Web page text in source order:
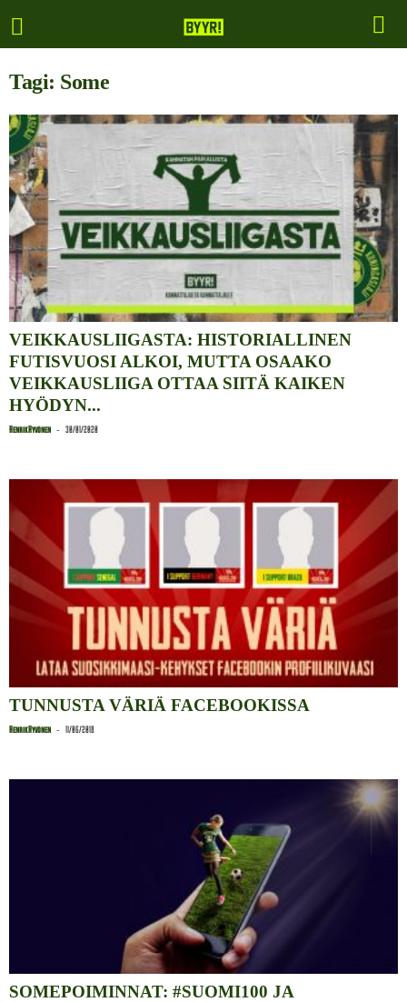
Tagi: Some
VEIKKAUSLIIGASTA: HISTORIALLINEN
FUTISVUOSI ALKOI, MUTTA OSAAKO
VEIKKAUSLIIGA OTTAA SIITÄ KAIKEN
HYÖDYN...
Henrik Hyvönen - 30/01/2020
TUNNUSTA VÄRIÄ FACEBOOKISSA
Henrik Hyvönen - 11/06/2018
SOMEPOIMINNAT: #SUOMI100 JA